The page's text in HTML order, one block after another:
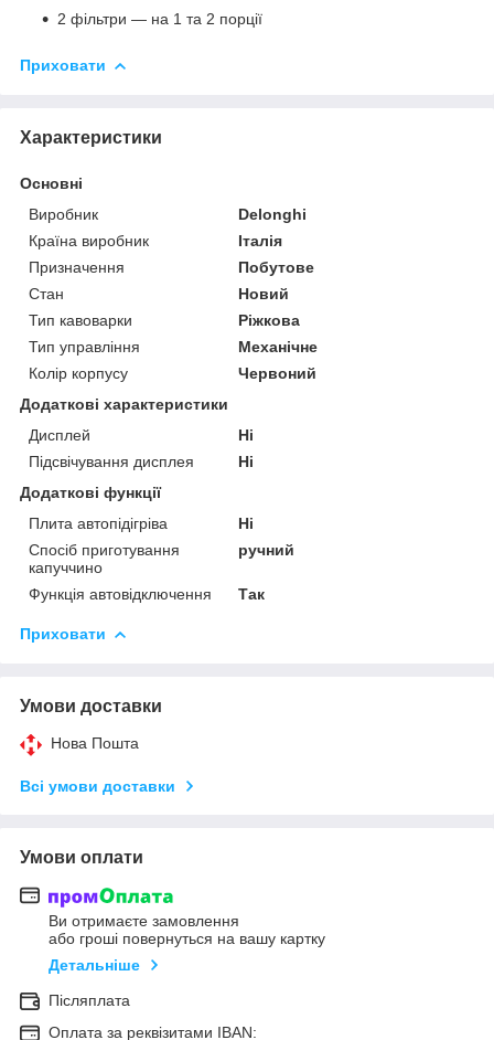
2 фільтри — на 1 та 2 порції
Приховати
Характеристики
Основні
Виробник
Delonghi
Країна виробник
Італія
Призначення
Побутове
Стан
Новий
Тип кавоварки
Ріжкова
Тип управління
Механічне
Колір корпусу
Червоний
Додаткові характеристики
Дисплей
Ні
Підсвічування дисплея
Ні
Додаткові функції
Плита автопідігріва
Ні
Спосіб приготування
капуччино
ручний
Функція автовідключення Так
Приховати
Умови доставки
Нова Пошта
Всі умови доставки
Умови оплати
Ви отримаєте замовлення
або гроші повернуться на вашу картку
Детальніше
Післяплата
Оплата за реквізитами IBAN: